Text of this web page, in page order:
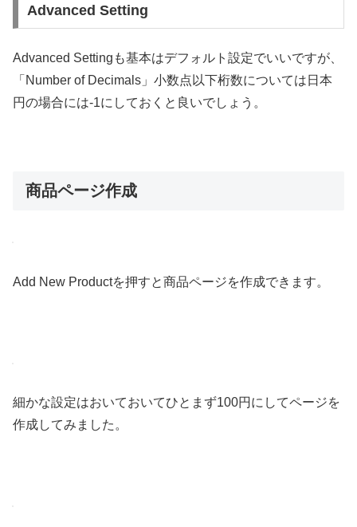
Advanced Setting
Advanced Settingも基本はデフォルト設定でいいですが、
「Number of Decimals」小数点以下桁数については日本
円の場合には-1にしておくと良いでしょう。
商品ページ作成
Add New Productを押すと商品ページを作成できます。
細かな設定はおいておいてひとまず100円にしてページを
作成してみました。